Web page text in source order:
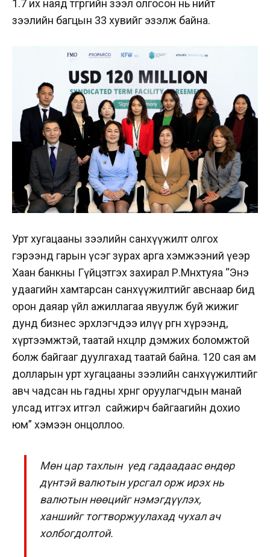
1.7 их наяд төгрөгийн зээл олгосон нь нийт
зээлийн багцын 33 хувийг эзэлж байна.
Урт хугацааны зээлийн санхүүжилт олгох
гэрээнд гарын үсэг зурах арга хэмжээний үеэр
Хаан банкны Гүйцэтгэх захирал Р.Мөнхтуяа “Энэ
удаагийн хамтарсан санхүүжилтийг авснаар бид
орон даяар үйл ажиллагаа явуулж буй жижиг
дунд бизнес эрхлэгчдээ илүү өргөн хүрээнд,
хүртээмжтэй, таатай нөхцөлөөр дэмжих боломжтой
болж байгааг дуулгахад таатай байна. 120 сая ам
долларын урт хугацааны зээлийн санхүүжилтийг
авч чадсан нь гадны хөрөнгө оруулагчдын манай
улсад итгэх итгэл сайжирч байгаагийн дохио
юм” хэмээн онцоллоо.
Мөн цар тахлын үед гадаадаас өндөр
дүнтэй валютын урсгал орж ирэх нь
валютын нөөцийг нэмэгдүүлэх,
ханшийг тогтворжуулахад чухал ач
холбогдолтой.